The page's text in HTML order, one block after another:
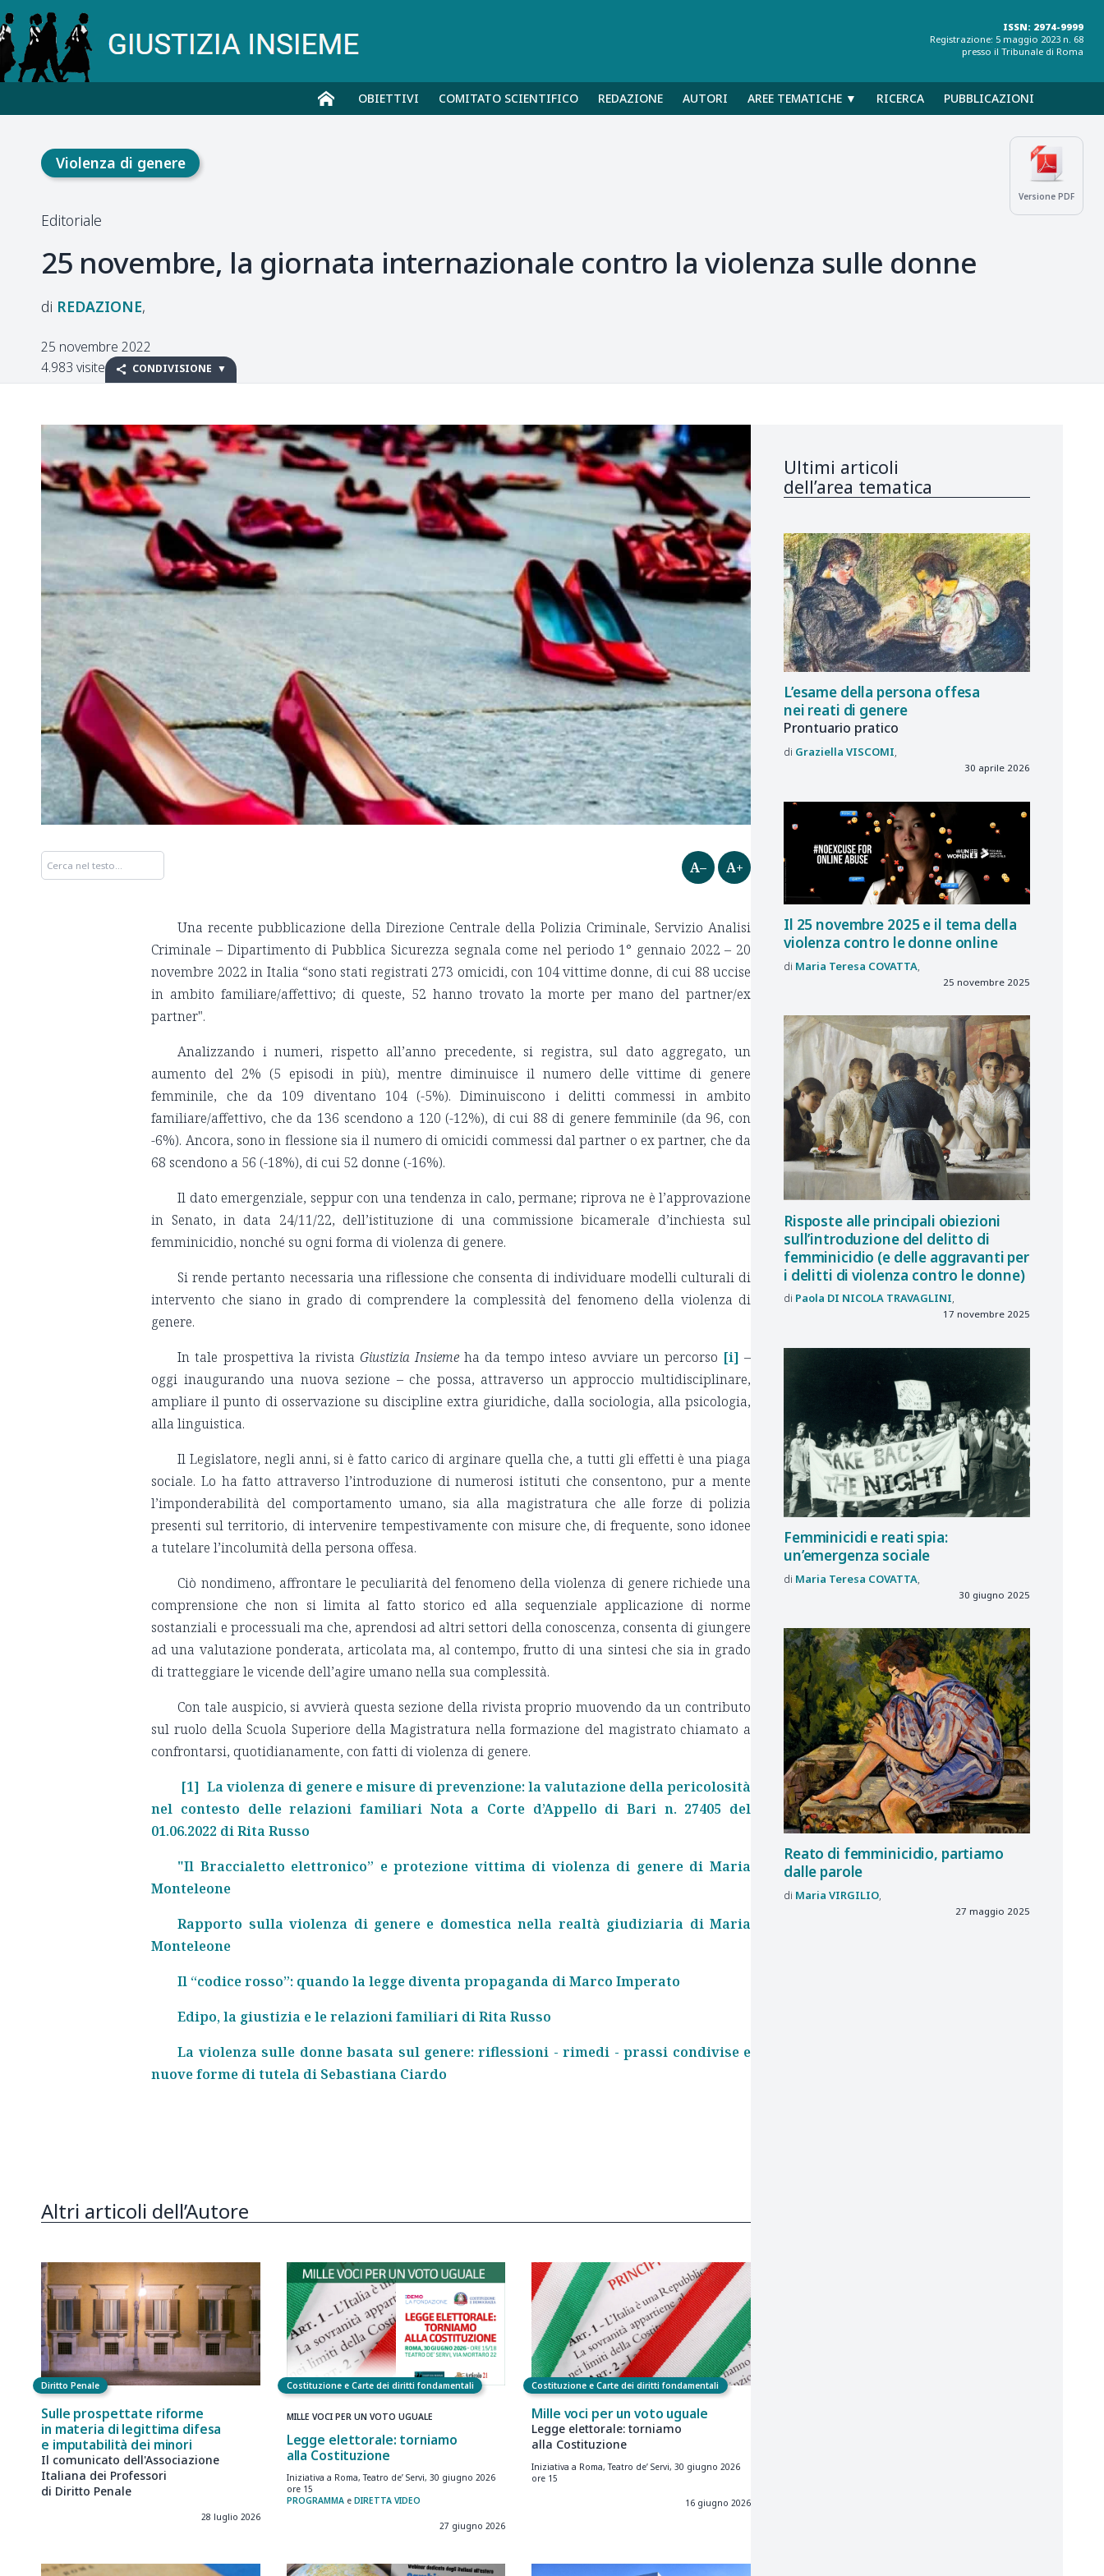
ISSN: 2974-9999
Registrazione: 5 maggio 2023 n. 68
presso il Tribunale di Roma
OBIETTIVI COMITATO SCIENTIFICO REDAZIONE AUTORI AREE TEMATICHE ▼ RICERCA PUBBLICAZIONI
Versione PDF
Violenza di genere
Editoriale
25 novembre, la giornata internazionale contro la violenza sulle donne
REDAZIONE
25 novembre 2022
4.983 visite
CONDIVISIONE
A– A+
Una recente pubblicazione della Direzione Centrale della Polizia Criminale, Servizio Analisi
Criminale – Dipartimento di Pubblica Sicurezza segnala come nel periodo 1° gennaio 2022 – 20
novembre 2022 in Italia “sono stati registrati 273 omicidi, con 104 vittime donne, di cui 88 uccise
in ambito familiare/affettivo; di queste, 52 hanno trovato la morte per mano del partner/ex
partner".
Analizzando i numeri, rispetto all’anno precedente, si registra, sul dato aggregato, un
aumento del 2% (5 episodi in più), mentre diminuisce il numero delle vittime di genere
femminile, che da 109 diventano 104 (-5%). Diminuiscono i delitti commessi in ambito
familiare/affettivo, che da 136 scendono a 120 (-12%), di cui 88 di genere femminile (da 96, con
-6%). Ancora, sono in flessione sia il numero di omicidi commessi dal partner o ex partner, che da
68 scendono a 56 (-18%), di cui 52 donne (-16%).
Il dato emergenziale, seppur con una tendenza in calo, permane; riprova ne è l’approvazione
in Senato, in data 24/11/22, dell’istituzione di una commissione bicamerale d’inchiesta sul
femminicidio, nonché su ogni forma di violenza di genere.
Si rende pertanto necessaria una riflessione che consenta di individuare modelli culturali di
intervento che siano in grado di comprendere la complessità del fenomeno della violenza di
genere.
In tale prospettiva la rivista Giustizia Insieme ha da tempo inteso avviare un percorso [i] –
oggi inaugurando una nuova sezione – che possa, attraverso un approccio multidisciplinare,
ampliare il punto di osservazione su discipline extra giuridiche, dalla sociologia, alla psicologia,
alla linguistica.
Il Legislatore, negli anni, si è fatto carico di arginare quella che, a tutti gli effetti è una piaga
sociale. Lo ha fatto attraverso l’introduzione di numerosi istituti che consentono, pur a mente
l’imponderabilità del comportamento umano, sia alla magistratura che alle forze di polizia
presenti sul territorio, di intervenire tempestivamente con misure che, di frequente, sono idonee
a tutelare l’incolumità della persona offesa.
Ciò nondimeno, affrontare le peculiarità del fenomeno della violenza di genere richiede una
comprensione che non si limita al fatto storico ed alla sequenziale applicazione di norme
sostanziali e processuali ma che, aprendosi ad altri settori della conoscenza, consenta di giungere
ad una valutazione ponderata, articolata ma, al contempo, frutto di una sintesi che sia in grado
di tratteggiare le vicende dell’agire umano nella sua complessità.
Con tale auspicio, si avvierà questa sezione della rivista proprio muovendo da un contributo
sul ruolo della Scuola Superiore della Magistratura nella formazione del magistrato chiamato a
confrontarsi, quotidianamente, con fatti di violenza di genere.
[1] La violenza di genere e misure di prevenzione: la valutazione della pericolosità
nel contesto delle relazioni familiari Nota a Corte d’Appello di Bari n. 27405 del
01.06.2022 di Rita Russo
"Il Braccialetto elettronico” e protezione vittima di violenza di genere di Maria
Monteleone
Rapporto sulla violenza di genere e domestica nella realtà giudiziaria di Maria
Monteleone
Il “codice rosso”: quando la legge diventa propaganda di Marco Imperato
Edipo, la giustizia e le relazioni familiari di Rita Russo
La violenza sulle donne basata sul genere: riflessioni - rimedi - prassi condivise e
nuove forme di tutela di Sebastiana Ciardo
Altri articoli dell’Autore
Diritto Penale
Sulle prospettate riforme
in materia di legittima difesa
e imputabilità dei minori
Il comunicato dell'Associazione
Italiana dei Professori
di Diritto Penale
28 luglio 2026
Costituzione e Carte dei diritti fondamentali
MILLE VOCI PER UN VOTO UGUALE
Legge elettorale: torniamo
alla Costituzione
Iniziativa a Roma, Teatro de’ Servi, 30 giugno 2026
ore 15
PROGRAMMAe DIRETTA VIDEO
27 giugno 2026
Costituzione e Carte dei diritti fondamentali
Mille voci per un voto uguale
Legge elettorale: torniamo
alla Costituzione
Iniziativa a Roma, Teatro de’ Servi, 30 giugno 2026
ore 15
16 giugno 2026
Ultimi articoli
dell’area tematica
L’esame della persona offesa
nei reati di genere
Prontuario pratico
Graziella VISCOMI
30 aprile 2026
Il 25 novembre 2025 e il tema della
violenza contro le donne online
Maria Teresa COVATTA
25 novembre 2025
Risposte alle principali obiezioni
sull’introduzione del delitto di
femminicidio (e delle aggravanti per
i delitti di violenza contro le donne)
Paola DI NICOLA TRAVAGLINI
17 novembre 2025
Femminicidi e reati spia:
un’emergenza sociale
Maria Teresa COVATTA
30 giugno 2025
Reato di femminicidio, partiamo
dalle parole
Maria VIRGILIO
27 maggio 2025